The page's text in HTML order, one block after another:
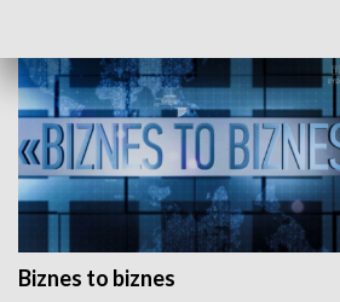
Biznes to biznes